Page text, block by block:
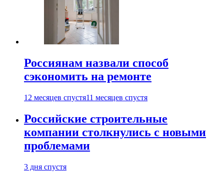
Россиянам назвали способ
сэкономить на ремонте
12 месяцев спустя11 месяцев спустя
Российские строительные
компании столкнулись с новыми
проблемами
3 дня спустя